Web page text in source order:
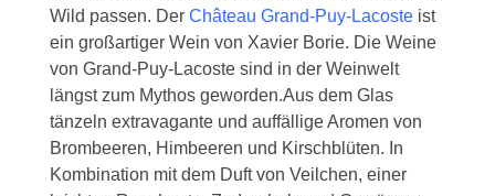
Wild passen. Der Château Grand-Puy-Lacoste ist
ein großartiger Wein von Xavier Borie. Die Weine
von Grand-Puy-Lacoste sind in der Weinwelt
längst zum Mythos geworden.Aus dem Glas
tänzeln extravagante und auffällige Aromen von
Brombeeren, Himbeeren und Kirschblüten. In
Kombination mit dem Duft von Veilchen, einer